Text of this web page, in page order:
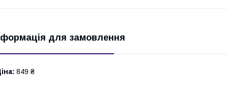
для замовлення
849 ₴